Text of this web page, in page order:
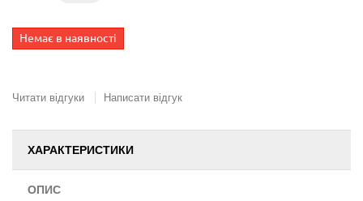
Немає в наявності
Читати відгуки Написати відгук
ХАРАКТЕРИСТИКИ
ОПИС